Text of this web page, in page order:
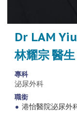
Dr LAM
林耀宗 醫生
專科
泌尿外科
職銜
港怡醫院泌尿外